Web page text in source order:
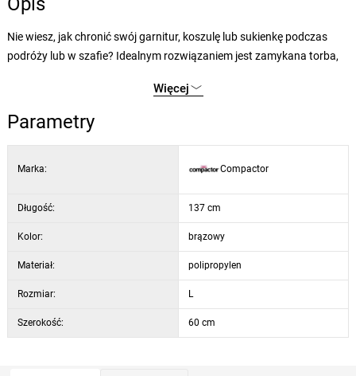
Nie wiesz, jak chronić swój garnitur, koszulę lub sukienkę podczas
podróży lub w szafie? Idealnym rozwiązaniem jest zamykana torba,
wieszaka na sukienkę zapobiega jej pognieceniu.
Przezroczysty otwór z przodu ułatwi orientację, jeśli w szafie znajduje
garderoby. Na całej wysokości opakowania znajduje się zamek
garniturami będzie szybkie i łatwe.
włókniny (polipropylenu), która jest lekka i delikatna dla Twoich
Więcej
Parametry
Marka: Compactor
Długość: 137 cm
Kolor: brązowy
Materiał: polipropylen
Rozmiar: L
Szerokość: 60 cm